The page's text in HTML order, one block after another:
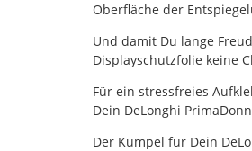
Oberfläche der
Und damit Du lange
Displayschutzfolie keine
Für ein stressfreies
Dein DeLonghi
Der Kumpel für Dein